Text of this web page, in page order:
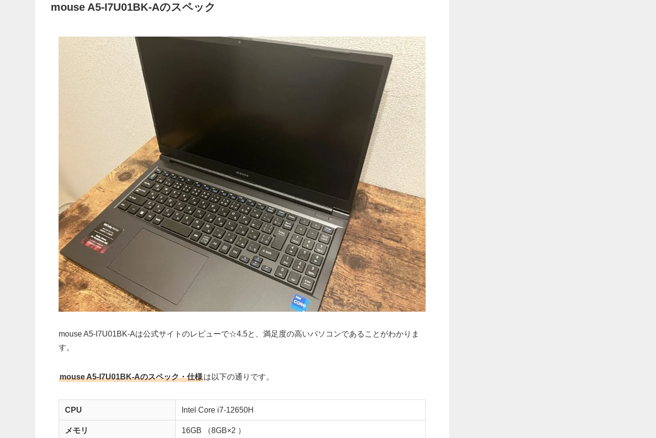
mouse A5-I7U01BK-Aのスペック
mouse A5-I7U01BK-Aは公式サイトのレビューで☆4.5と、満足度の高いパソコンであることがわかりま
す。
mouse A5-I7U01BK-Aのスペック・仕様は以下の通りです。
CPU Intel Core i7-12650H
メモリ 16GB （8GB×2 ）